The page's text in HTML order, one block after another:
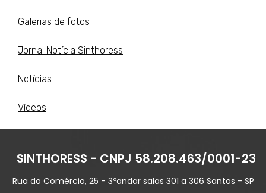
Galerias de fotos
Jornal Notícia Sinthoress
Notícias
Vídeos
SINTHORESS - CNPJ 58.208.463/0001-23
Rua do Comércio, 25 - 3ºandar salas 301 a 306 Santos - SP